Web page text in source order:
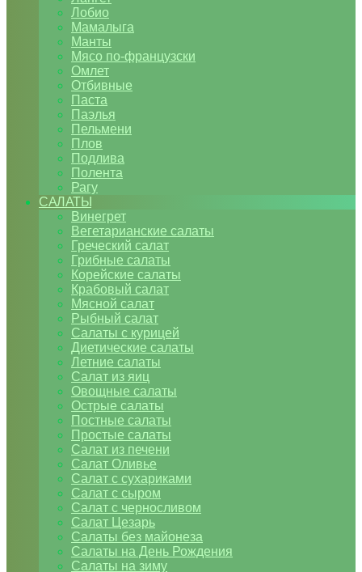
Лобио
Мамалыга
Манты
Мясо по-французски
Омлет
Отбивные
Паста
Паэлья
Пельмени
Плов
Подлива
Полента
Рагу
САЛАТЫ
Винегрет
Вегетарианские салаты
Греческий салат
Грибные салаты
Корейские салаты
Крабовый салат
Мясной салат
Рыбный салат
Салаты с курицей
Диетические салаты
Летние салаты
Салат из яиц
Овощные салаты
Острые салаты
Постные салаты
Простые салаты
Салат из печени
Салат Оливье
Салат с сухариками
Салат с сыром
Салат с черносливом
Салат Цезарь
Салаты без майонеза
Салаты на День Рождения
Салаты на зиму